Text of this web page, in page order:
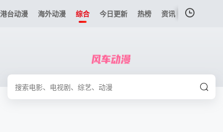
港台动漫 海外动漫 综合 今日更新 热榜 资讯